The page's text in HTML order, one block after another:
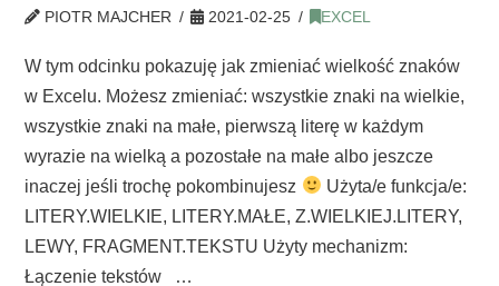
PIOTR MAJCHER 2021-02-25 EXCEL
W tym odcinku pokazuję jak zmieniać wielkość znaków
w Excelu. Możesz zmieniać: wszystkie znaki na wielkie,
wszystkie znaki na małe, pierwszą literę w każdym
wyrazie na wielką a pozostałe na małe albo jeszcze
inaczej jeśli trochę pokombinujesz
Użyta/e funkcja/e:
LITERY.WIELKIE, LITERY.MAŁE, Z.WIELKIEJ.LITERY,
LEWY, FRAGMENT.TEKSTU Użyty mechanizm:
Łączenie tekstów …